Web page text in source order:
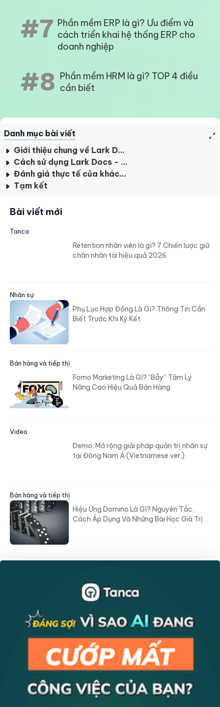
#7 Phần mềm ERP là gì? Ưu điểm và
cách triển khai hệ thống ERP cho
doanh nghiệp
#8 Phần mềm HRM là gì? TOP 4 điều
cần biết
Danh mục bài viết
Giới thiệu chung về Lark Docs
Cách sử dụng Lark Docs - tăng trải nghiệm cộng tác và sáng tạo nội dung
Đánh giá thực tế của khách hàng
Tạm kết
Bài viết mới
Tanca
Retention nhân viên là gì? 7 Chiến lược giữ
chân nhân tài hiệu quả 2026
Nhân sự
Phụ Lục Hợp Đồng Là Gì? Thông Tin Cần
Biết Trước Khi Ký Kết
Bán hàng và tiếp thị
Fomo Marketing Là Gì? “Bẫy” Tâm Lý
Nâng Cao Hiệu Quả Bán Hàng
Video
Demo: Mở rộng giải pháp quản trị nhân sự
tại Đông Nam Á (Vietnamese ver.)
Cách Áp Dụng Và Những Bài Học Giá Trị